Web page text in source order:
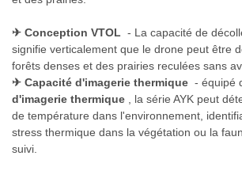
✈ Conception VTOL - La capacité de
signifie verticalement que le drone peut être
forêts denses et des prairies reculées sans
✈ Capacité d'imagerie thermique - équipé
d'imagerie thermique , la série AYK peut
de température dans l'environnement,
stress thermique dans la végétation ou la
suivi.